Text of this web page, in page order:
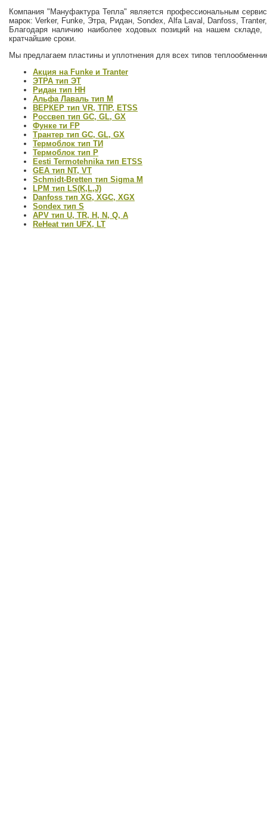
Компания "Мануфактура Тепла" является профессиональным
марок: Verker, Funke, Этра, Ридан, Sondex, Alfa Laval, Danfoss,
Благодаря наличию наиболее ходовых позиций на нашем
кратчайшие сроки.
Мы предлагаем пластины и уплотнения для всех типов
Акция на Funke и Tranter
ЭТРА тип ЭТ
Ридан тип НН
Альфа Лаваль тип М
ВЕРКЕР тип VR, ТПР, ETSS
Россвеп тип GC, GL, GX
Функе ти FP
Трантер тип GC, GL, GX
Термоблок тип ТИ
Термоблок тип Р
Eesti Termotehnika тип ETSS
GEA тип NT, VT
Schmidt-Bretten тип Sigma M
LPM тип LS(K,L,J)
Danfoss тип XG, XGC, XGX
Sondex тип S
APV тип U, TR, H, N, Q, A
ReHeat тип UFX, LT